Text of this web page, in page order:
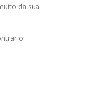
da sua
o